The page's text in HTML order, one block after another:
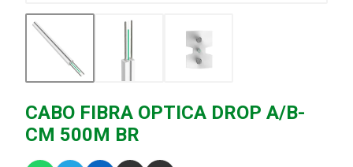
CABO FIBRA OPTICA DROP A/B-
CM 500M BR